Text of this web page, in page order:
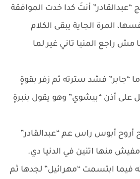
أنتَ كدا خدت الموافقة
المرة الجاية يبقى الكلام
مش راجع المنيا تاني غير لما
“جابر” فشد سترته ثم زفر بقوةٍ
على أذن “بيشوي” وهو يقول بنبرةٍ
أروح أبوس راس عم “عبدالقادر”
منها اتنين في الدنيا دي.
ابتسمت “مهرائيل” لجدها ثم